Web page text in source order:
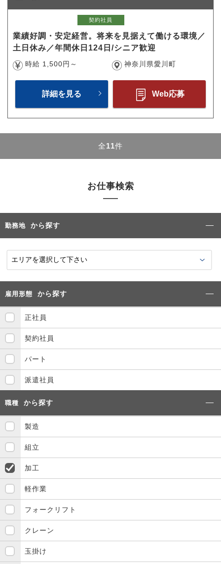
契約社員
業績好調・安定経営。将来を見据えて働ける環境／
土日休み／年間休日124日/シニア歓迎
時給 1,500円～ 神奈川県愛川町
詳細を見る Web応募
全11件
お仕事検索
勤務地 から探す
雇用形態 から探す
正社員
契約社員
パート
派遣社員
職種 から探す
製造
組立
加工
軽作業
フォークリフト
クレーン
玉掛け